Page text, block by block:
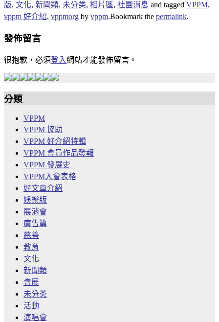
版, 文化, 新聞類, 未分类, 相片區, 社團消息 and tagged VPPM,
vppm 好介紹, vppmorg by vppm.Bookmark the permalink.
發佈留言
很抱歉，必須登入網站才能發佈留言。
分類
VPPM
VPPM 協助
VPPM 好介紹特輯
VPPM 會員作品發報
VPPM 發展史
VPPM入會表格
好文章介紹
娛樂版
展消會
廣告篇
慈善
教育
文化
新聞類
會展
未分类
活動
演唱會